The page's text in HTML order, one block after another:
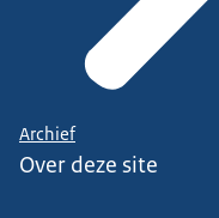
Archief
Over deze site